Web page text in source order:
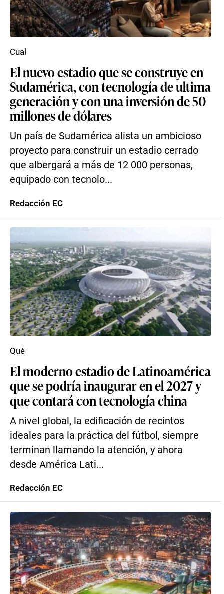
El nuevo estadio que se construye en
Sudamérica, con tecnología de ultima
generación y con una inversión de 50
millones de dólares
Un país de Sudamérica alista un ambicioso
proyecto para construir un estadio cerrado
que albergará a más de 12 000 personas,
equipado con tecnolo...
Cual
Redacción EC
El moderno estadio de Latinoamérica
que se podría inaugurar en el 2027 y
que contará con tecnología china
A nivel global, la edificación de recintos
ideales para la práctica del fútbol, siempre
terminan llamando la atención, y ahora
desde América Lati...
Qué
Redacción EC